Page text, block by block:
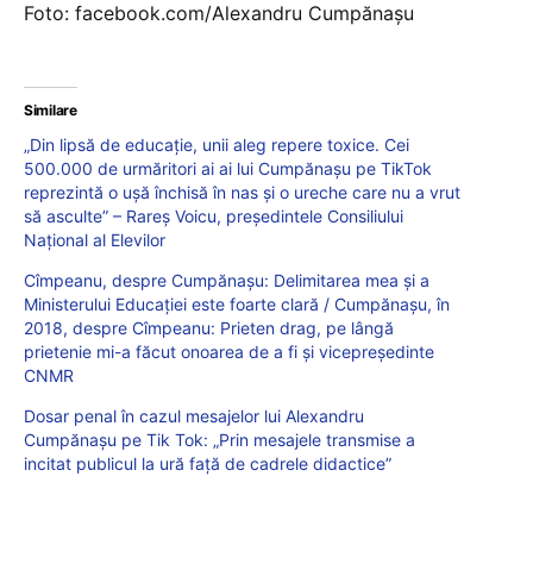
Foto: facebook.com/Alexandru Cumpănașu
Similare
„Din lipsă de educație, unii aleg repere toxice. Cei
500.000 de urmăritori ai ai lui Cumpănașu pe TikTok
reprezintă o ușă închisă în nas și o ureche care nu a vrut
să asculte” – Rareș Voicu, președintele Consiliului
Național al Elevilor
Cîmpeanu, despre Cumpănașu: Delimitarea mea și a
Ministerului Educației este foarte clară / Cumpănașu, în
2018, despre Cîmpeanu: Prieten drag, pe lângă
prietenie mi-a făcut onoarea de a fi și vicepreședinte
CNMR
Dosar penal în cazul mesajelor lui Alexandru
Cumpănașu pe Tik Tok: „Prin mesajele transmise a
incitat publicul la ură față de cadrele didactice”